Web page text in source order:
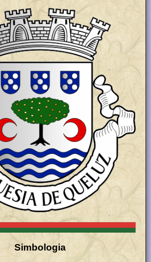
Simbologia